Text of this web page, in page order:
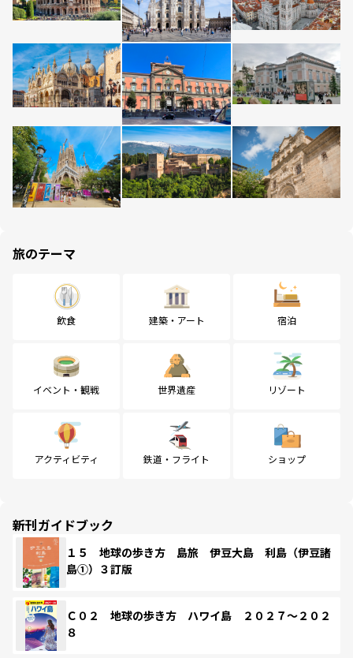
旅のテーマ
飲食 建築・アート 宿泊
イベント・観戦 世界遺産 リゾート
アクティビティ 鉄道・フライト ショップ
新刊ガイドブック
１５ 地球の歩き方 島旅 伊豆大島 利島（伊豆諸
島①）３訂版
Ｃ０２ 地球の歩き方 ハワイ島 ２０２７～２０２
８